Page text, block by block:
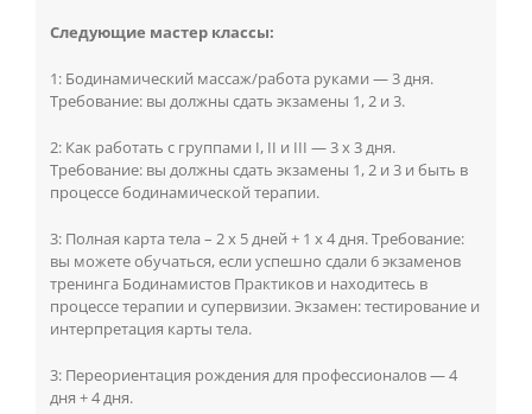
Следующие мастер классы:
1: Бодинамический массаж/работа руками — 3 дня.
Требование: вы должны сдать экзамены 1, 2 и 3.
2: Как работать с группами I, II и III — 3 х 3 дня.
Требование: вы должны сдать экзамены 1, 2 и 3 и быть в
процессе бодинамической терапии.
3: Полная карта тела – 2 x 5 дней + 1 x 4 дня. Требование:
вы можете обучаться, если успешно сдали 6 экзаменов
тренинга Бодинамистов Практиков и находитесь в
процессе терапии и супервизии. Экзамен: тестирование и
интерпретация карты тела.
3: Переориентация рождения для профессионалов — 4
дня + 4 дня.